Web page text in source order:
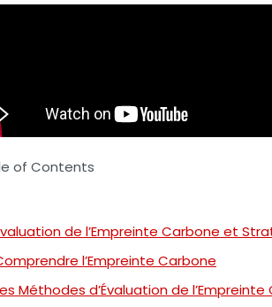
of Contents
de l’Empreinte Carbone et
l’Empreinte Carbone
Méthodes d’Évaluation de l’Empreinte